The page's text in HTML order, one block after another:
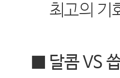
최고의 기
■ 달콤VS